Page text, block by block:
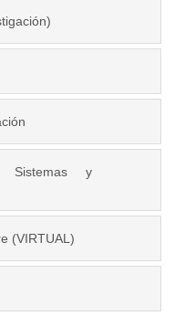
Sistemas y
(VIRTUAL)